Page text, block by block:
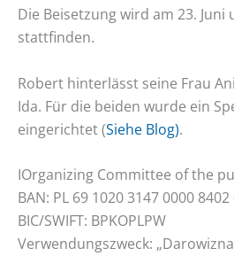
Die Beisetzung wird am 23. Juni
stattfinden.
Robert hinterlässt seine Frau
Ida. Für die beiden wurde ein
eingerichtet (Siehe Blog).
IOrganizing Committee of the
BAN: PL 69 1020 3147 0000
BIC/SWIFT: BPKOPLPW
Verwendungszweck: